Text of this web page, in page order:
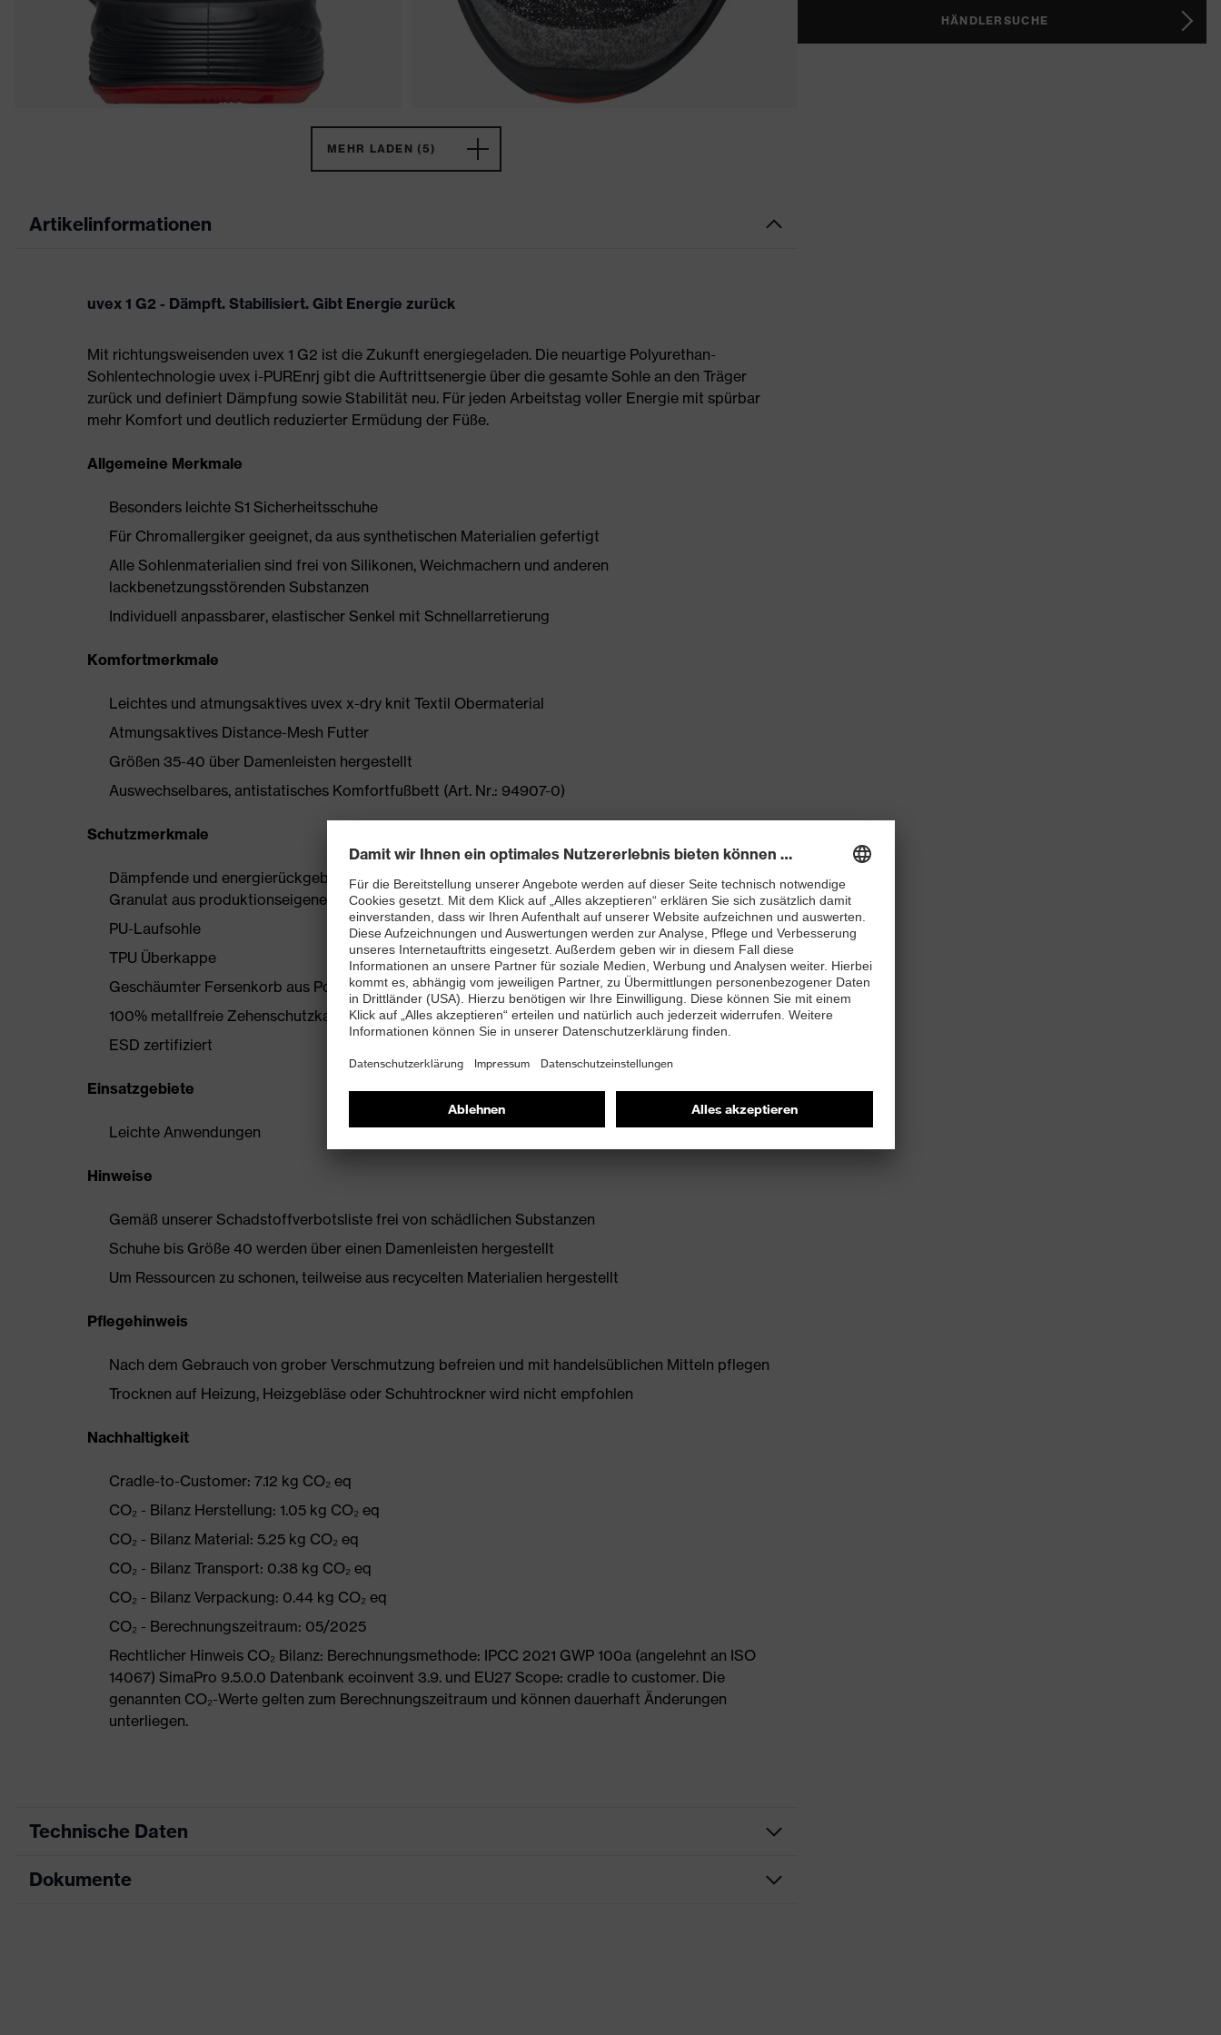
MEHR LADEN (5)
Artikelinformationen
uvex 1 G2 - Dämpft. Stabilisiert. Gibt Energie zurück
Mit richtungsweisenden uvex 1 G2 ist die Zukunft energiegeladen. Die neuartige Polyurethan-
Sohlentechnologie uvex i-PUREnrj gibt die Auftrittsenergie über die gesamte Sohle an den Träger
zurück und definiert Dämpfung sowie Stabilität neu. Für jeden Arbeitstag voller Energie mit spürbar
mehr Komfort und deutlich reduzierter Ermüdung der Füße.
Allgemeine Merkmale
Besonders leichte S1 Sicherheitsschuhe
Für Chromallergiker geeignet, da aus synthetischen Materialien gefertigt
Alle Sohlenmaterialien sind frei von Silikonen, Weichmachern und anderen
lackbenetzungsstörenden Substanzen
Individuell anpassbarer, elastischer Senkel mit Schnellarretierung
Komfortmerkmale
Leichtes und atmungsaktives uvex x-dry knit Textil Obermaterial
Atmungsaktives Distance-Mesh Futter
Größen 35-40 über Damenleisten hergestellt
Auswechselbares, antistatisches Komfortfußbett (Art. Nr.: 94907-0)
Schutzmerkmale
Dämpfende und energierückgebende uvex i-PUREnrj planet Zwischensohle mit 15% recyceltem
Granulat aus produktionseigenen Überschüssen
PU-Laufsohle
TPU Überkappe
Geschäumter Fersenkorb aus Polyurethan
100% metallfreie Zehenschutzkappe
ESD zertifiziert
Einsatzgebiete
Leichte Anwendungen
Hinweise
Gemäß unserer Schadstoffverbotsliste frei von schädlichen Substanzen
Schuhe bis Größe 40 werden über einen Damenleisten hergestellt
Um Ressourcen zu schonen, teilweise aus recycelten Materialien hergestellt
Pflegehinweis
Nach dem Gebrauch von grober Verschmutzung befreien und mit handelsüblichen Mitteln pflegen
Trocknen auf Heizung, Heizgebläse oder Schuhtrockner wird nicht empfohlen
Nachhaltigkeit
Cradle-to-Customer: 7.12 kg CO₂ eq
CO₂ - Bilanz Herstellung: 1.05 kg CO₂ eq
CO₂ - Bilanz Material: 5.25 kg CO₂ eq
CO₂ - Bilanz Transport: 0.38 kg CO₂ eq
CO₂ - Bilanz Verpackung: 0.44 kg CO₂ eq
CO₂ - Berechnungszeitraum: 05/2025
Rechtlicher Hinweis CO₂ Bilanz: Berechnungsmethode: IPCC 2021 GWP 100a (angelehnt an ISO
14067) SimaPro 9.5.0.0 Datenbank ecoinvent 3.9. und EU27 Scope: cradle to customer. Die
genannten CO₂-Werte gelten zum Berechnungszeitraum und können dauerhaft Änderungen
unterliegen.
Technische Daten
Produktart
Dokumente
HÄNDLERSUCHE